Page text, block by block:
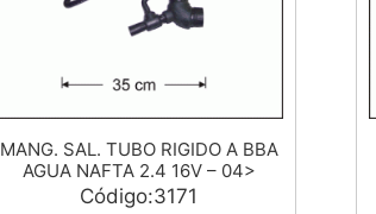
MANG. SAL. TUBO RIGIDO A BBA
AGUA NAFTA 2.4 16V – 04>
Código:3171